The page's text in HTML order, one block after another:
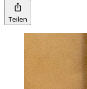
Teilen